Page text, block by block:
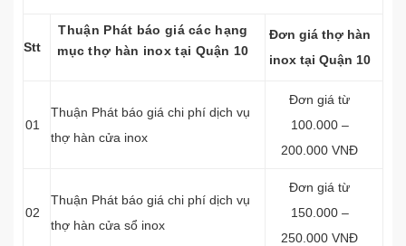
Stt
Thuận Phát báo giá các hạng
mục thợ hàn inox tại Quận 10
Đơn giá thợ hàn
inox tại Quận 10
01
Thuận Phát báo giá chi phí dịch vụ
thợ hàn cửa inox
Đơn giá từ
100.000 –
200.000 VNĐ
02
Thuận Phát báo giá chi phí dịch vụ
thợ hàn cửa sổ inox
Đơn giá từ
150.000 –
250.000 VNĐ